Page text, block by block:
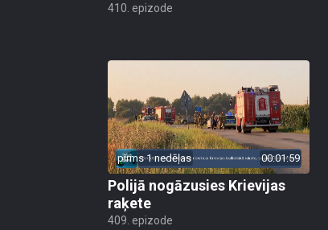
410. epizode
pirms 1 nedēļas 00:01:59
Polijā nogāzusies Krievijas
raķete
409. epizode